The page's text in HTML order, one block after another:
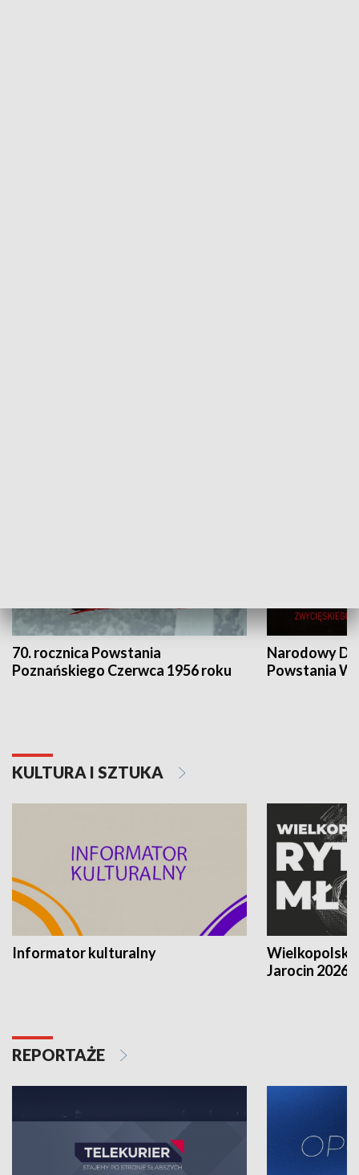
70. rocznica Powstania
Poznańskiego Czerwca 1956 roku
Narodowy
Powstania
KULTURA I SZTUKA
Informator kulturalny
Jarocin 2026
REPORTAŻE